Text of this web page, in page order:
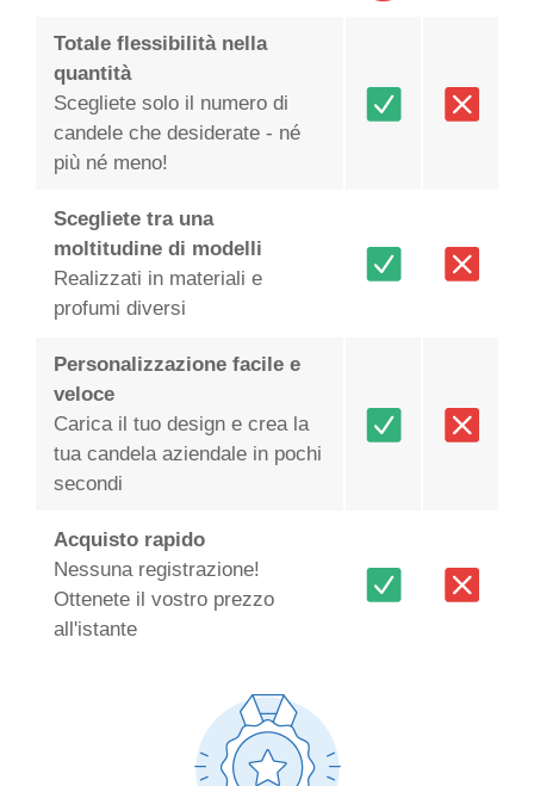
Totale flessibilità nella
quantità
Scegliete solo il numero di
candele che desiderate - né
più né meno!
Scegliete tra una
moltitudine di modelli
Realizzati in materiali e
profumi diversi
Personalizzazione facile e
veloce
Carica il tuo design e crea la
tua candela aziendale in pochi
secondi
Acquisto rapido
Nessuna registrazione!
Ottenete il vostro prezzo
all'istante